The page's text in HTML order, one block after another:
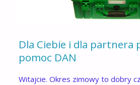
Dla Ciebie i dla partnera
pomoc DAN
Witajcie. Okres zimowy to dobry